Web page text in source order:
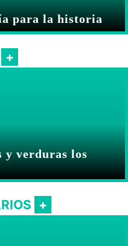
para la historia
y verduras los